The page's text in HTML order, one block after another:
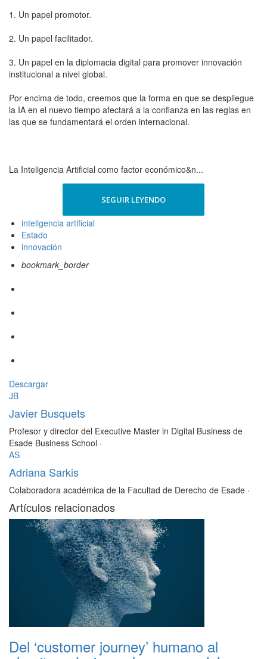
1. Un papel promotor.
2. Un papel facilitador.
3. Un papel en la diplomacia digital para promover innovación
institucional a nivel global.
Por encima de todo, creemos que la forma en que se despliegue
la IA en el nuevo tiempo afectará a la confianza en las reglas en
las que se fundamentará el orden internacional.
La Inteligencia Artificial como factor económico&n...
SEGUIR LEYENDO
inteligencia artificial
Estado
innovación
bookmark_border
Descargar
JB
Javier Busquets
Profesor y director del Executive Master in Digital Business de
Esade Business School ·
AS
Adriana Sarkis
Colaboradora académica de la Facultad de Derecho de Esade ·
Artículos relacionados
Del ‘customer journey’ humano al